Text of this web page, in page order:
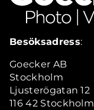
Besöksadress:
Goecker AB
Stockholm
Ljusterögatan 12
116 42 Stockholm